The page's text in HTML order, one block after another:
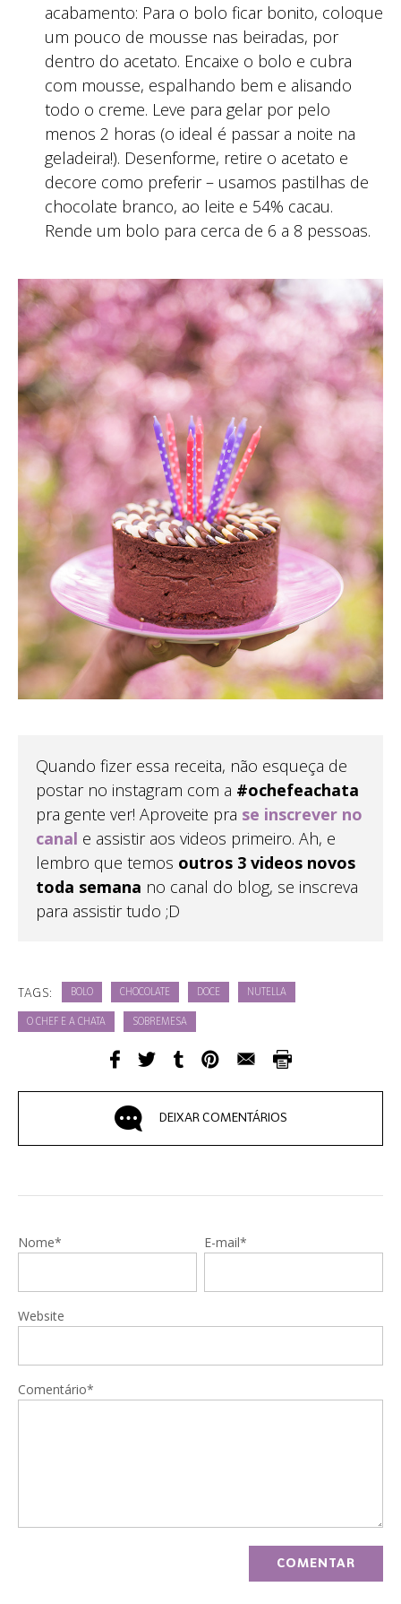
acabamento: Para o bolo ficar bonito, coloque
um pouco de mousse nas beiradas, por
dentro do acetato. Encaixe o bolo e cubra
com mousse, espalhando bem e alisando
todo o creme. Leve para gelar por pelo
menos 2 horas (o ideal é passar a noite na
geladeira!). Desenforme, retire o acetato e
decore como preferir – usamos pastilhas de
chocolate branco, ao leite e 54% cacau.
Rende um bolo para cerca de 6 a 8 pessoas.
Quando fizer essa receita, não esqueça de
postar no instagram com a #ochefeachata
pra gente ver! Aproveite pra se inscrever no
canal e assistir aos videos primeiro. Ah, e
lembro que temos outros 3 videos novos
toda semana no canal do blog, se inscreva
para assistir tudo ;D
TAGS: BOLO CHOCOLATE DOCE NUTELLA
O CHEF E A CHATA SOBREMESA
DEIXAR COMENTÁRIOS
Nome* E-mail*
Website
Comentário*